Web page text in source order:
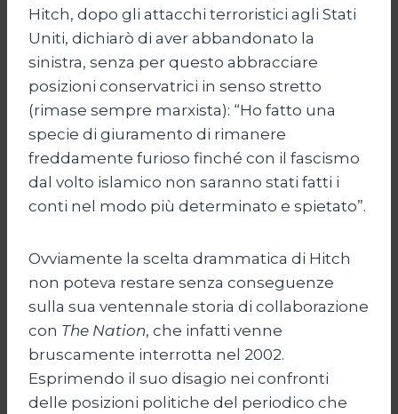
Hitch, dopo gli attacchi terroristici agli Stati
Uniti, dichiarò di aver abbandonato la
sinistra, senza per questo abbracciare
posizioni conservatrici in senso stretto
(rimase sempre marxista): “Ho fatto una
specie di giuramento di rimanere
freddamente furioso finché con il fascismo
dal volto islamico non saranno stati fatti i
conti nel modo più determinato e spietato”.
Ovviamente la scelta drammatica di Hitch
non poteva restare senza conseguenze
sulla sua ventennale storia di collaborazione
con The Nation, che infatti venne
bruscamente interrotta nel 2002.
Esprimendo il suo disagio nei confronti
delle posizioni politiche del periodico che